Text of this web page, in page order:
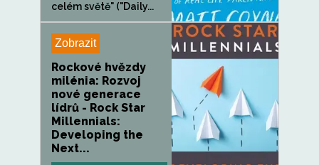
celém světě" ("Daily...
Zobrazit
Rockové hvězdy
milénia: Rozvoj
nové generace
lídrů - Rock Star
Millennials:
Developing the
Next...